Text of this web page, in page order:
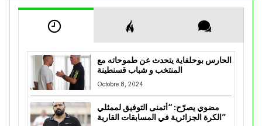
الحارس بوحلفاية يتحدث عن طموحاته مع
المنتخب و شباب قسنطينة
Octobre 8, 2024
مضوي يصرّح: “أتمنى التوفيق لممثلي
الكرة الجزائرية في المسابقات القارية”